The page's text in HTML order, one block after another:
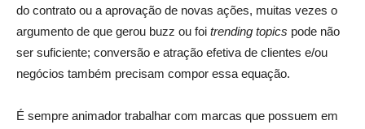
do contrato ou a aprovação de novas ações, muitas vezes o
argumento de que gerou buzz ou foi trending topics pode não
ser suficiente; conversão e atração efetiva de clientes e/ou
negócios também precisam compor essa equação.
É sempre animador trabalhar com marcas que possuem em